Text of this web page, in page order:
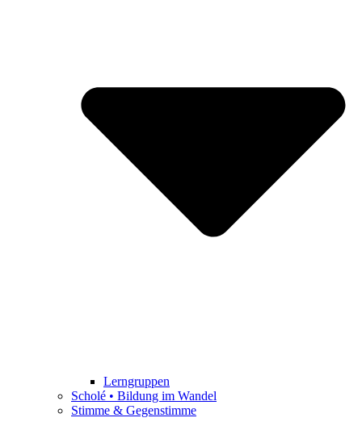
Lerngruppen
Scholé • Bildung im Wandel
Stimme & Gegenstimme